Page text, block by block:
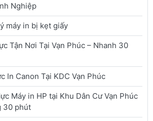
Nghiệp
máy in bị kẹt giấy
Tận Nơi Tại Vạn Phúc – Nhanh 30
In Canon Tại KDC Vạn Phúc
Máy in HP tại Khu Dân Cư Vạn Phúc
30 phút